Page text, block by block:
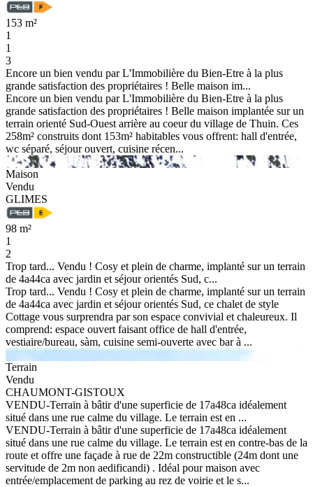
153 m²
1
1
3
Encore un bien vendu par L'Immobilière du Bien-Etre à la plus
grande satisfaction des propriétaires ! Belle maison im...
Encore un bien vendu par L'Immobilière du Bien-Etre à la plus
grande satisfaction des propriétaires ! Belle maison implantée sur un
terrain orienté Sud-Ouest arrière au coeur du village de Thuin. Ces
258m² construits dont 153m² habitables vous offrent: hall d'entrée,
wc séparé, séjour ouvert, cuisine récen...
Maison
Vendu
GLIMES
98 m²
1
2
Trop tard... Vendu ! Cosy et plein de charme, implanté sur un terrain
de 4a44ca avec jardin et séjour orientés Sud, c...
Trop tard... Vendu ! Cosy et plein de charme, implanté sur un terrain
de 4a44ca avec jardin et séjour orientés Sud, ce chalet de style
Cottage vous surprendra par son espace convivial et chaleureux. Il
comprend: espace ouvert faisant office de hall d'entrée,
vestiaire/bureau, sàm, cuisine semi-ouverte avec bar à ...
Terrain
Vendu
CHAUMONT-GISTOUX
VENDU-Terrain à bâtir d'une superficie de 17a48ca idéalement
situé dans une rue calme du village. Le terrain est en ...
VENDU-Terrain à bâtir d'une superficie de 17a48ca idéalement
situé dans une rue calme du village. Le terrain est en contre-bas de la
route et offre une façade à rue de 22m constructible (24m dont une
servitude de 2m non aedificandi) . Idéal pour maison avec
entrée/emplacement de parking au rez de voirie et le s...